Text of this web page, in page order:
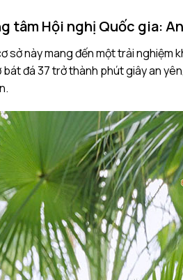
tâm Hội nghị Quốc gia:
sở này mang đến một trải
đá 37 trở thành phút giây an